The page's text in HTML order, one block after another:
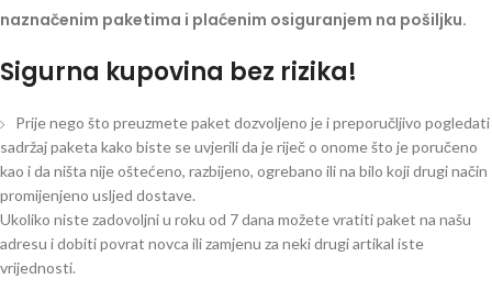
naznačenim paketima i plaćenim osiguranjem na pošiljku.
Sigurna kupovina bez rizika!
Prije nego što preuzmete paket dozvoljeno je i preporučljivo pogledati
sadržaj paketa kako biste se uvjerili da je riječ o onome što je poručeno
kao i da ništa nije oštećeno, razbijeno, ogrebano ili na bilo koji drugi način
promijenjeno usljed dostave.
Ukoliko niste zadovoljni u roku od 7 dana možete vratiti paket na našu
adresu i dobiti povrat novca ili zamjenu za neki drugi artikal iste
vrijednosti.